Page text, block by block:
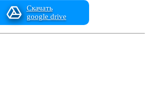
Скачать
google drive